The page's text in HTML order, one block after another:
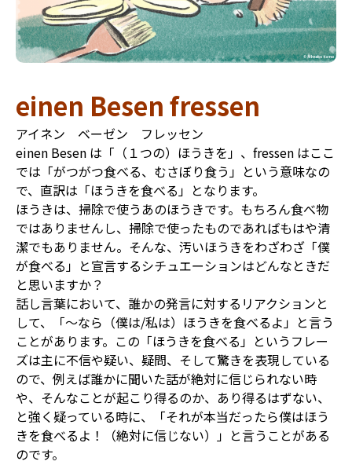
einen Besen fressen
アイネン ベーゼン フレッセン
einen Besen は「（１つの）ほうきを」、fressen はここ
では「がつがつ食べる、むさぼり食う」という意味なの
で、直訳は「ほうきを食べる」となります。
ほうきは、掃除で使うあのほうきです。もちろん食べ物
ではありませんし、掃除で使ったものであればもはや清
潔でもありません。そんな、汚いほうきをわざわざ「僕
が食べる」と宣言するシチュエーションはどんなときだ
と思いますか？
話し言葉において、誰かの発言に対するリアクションと
して、「〜なら（僕は/私は）ほうきを食べるよ」と言う
ことがあります。この「ほうきを食べる」というフレー
ズは主に不信や疑い、疑問、そして驚きを表現している
ので、例えば誰かに聞いた話が絶対に信じられない時
や、そんなことが起こり得るのか、あり得るはずない、
と強く疑っている時に、「それが本当だったら僕はほう
きを食べるよ！（絶対に信じない）」と言うことがある
のです。